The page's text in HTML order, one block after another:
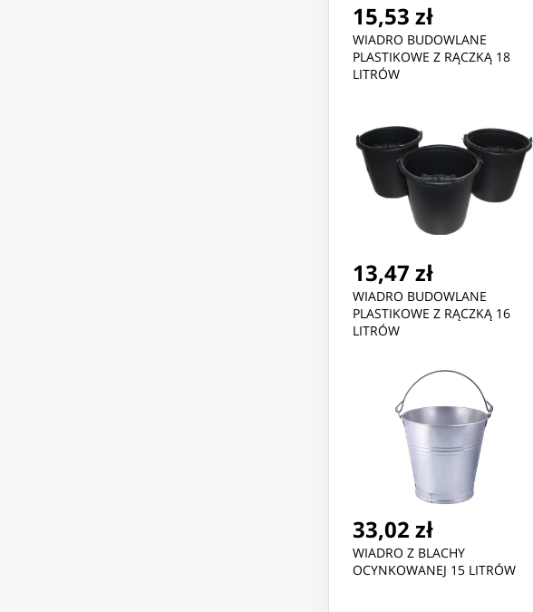
15,53 zł
WIADRO BUDOWLANE
PLASTIKOWE Z RĄCZKĄ 18
LITRÓW
13,47 zł
WIADRO BUDOWLANE
PLASTIKOWE Z RĄCZKĄ 16
LITRÓW
33,02 zł
WIADRO Z BLACHY
OCYNKOWANEJ 15 LITRÓW